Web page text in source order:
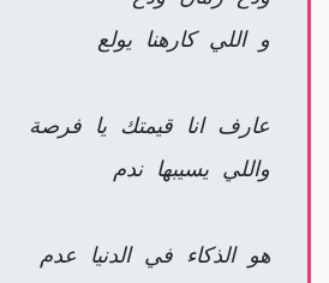
و اللي كارهنا يولع
عارف انا قيمتك يا فرصة
واللي يسيبها ندم
هو الذكاء في الدنيا عدم